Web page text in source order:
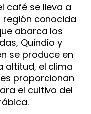
café se lleva a
región conocida
abarca los
Quindío y
se produce en
altitud, el clima
proporcionan
el cultivo del